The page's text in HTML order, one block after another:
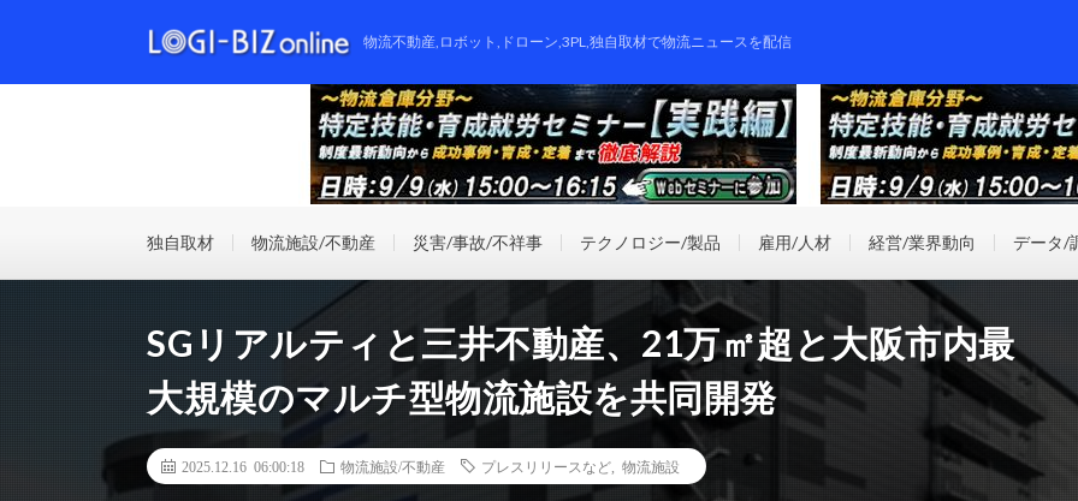
物流不動産,ロボット,ドローン,3PL,独自取材で物流ニュースを配信
独自取材 物流施設/不動産 災害/事故/不祥事 テクノロジー/製品 雇用/人材 経営/業界動向 データ/
SGリアルティと三井不動産、21万㎡超と大阪市内最
大規模のマルチ型物流施設を共同開発
2025.12.16 06:00:18 物流施設/不動産 プレスリリースなど 物流施設